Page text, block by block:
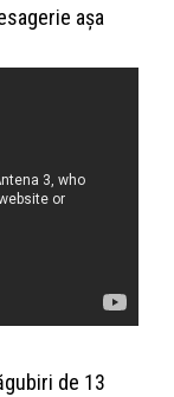
așa
de 13